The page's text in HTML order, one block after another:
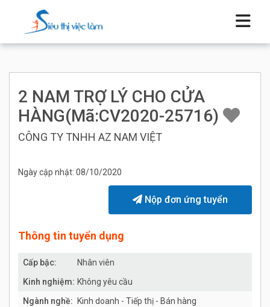
2 NAM TRỢ LÝ CHO CỬA
HÀNG(Mã:CV2020-25716)
CÔNG TY TNHH AZ NAM VIỆT
Ngày cập nhật: 08/10/2020
Nộp đơn ứng tuyển
Thông tin tuyển dụng
Cấp bậc:
Nhân viên
Kinh nghiệm: Không yêu cầu
Ngành nghề:
Kinh doanh - Tiếp thị - Bán hàng